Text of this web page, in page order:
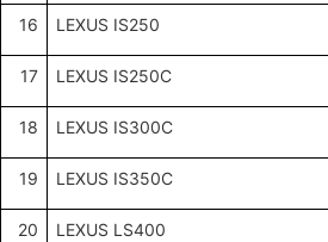
16 LEXUS IS250
17 LEXUS IS250C
18 LEXUS IS300C
19 LEXUS IS350C
20 LEXUS LS400